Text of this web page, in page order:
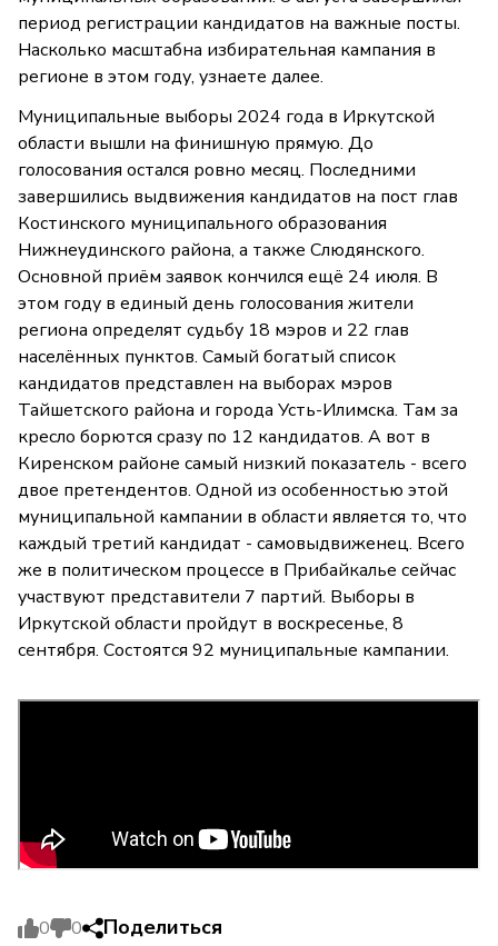
период регистрации кандидатов на важные посты.
Насколько масштабна избирательная кампания в
регионе в этом году, узнаете далее.
Муниципальные выборы 2024 года в Иркутской
области вышли на финишную прямую. До
голосования остался ровно месяц. Последними
завершились выдвижения кандидатов на пост глав
Костинского муниципального образования
Нижнеудинского района, а также Слюдянского.
Основной приём заявок кончился ещё 24 июля. В
этом году в единый день голосования жители
региона определят судьбу 18 мэров и 22 глав
населённых пунктов. Самый богатый список
кандидатов представлен на выборах мэров
Тайшетского района и города Усть-Илимска. Там за
кресло борются сразу по 12 кандидатов. А вот в
Киренском районе самый низкий показатель - всего
двое претендентов. Одной из особенностью этой
муниципальной кампании в области является то, что
каждый третий кандидат - самовыдвиженец. Всего
же в политическом процессе в Прибайкалье сейчас
участвуют представители 7 партий. Выборы в
Иркутской области пройдут в воскресенье, 8
сентября. Состоятся 92 муниципальные кампании.
0 0 Поделиться